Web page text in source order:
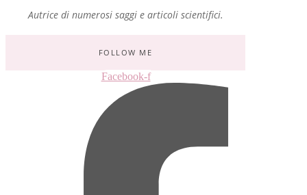
Autrice di numerosi saggi e articoli scientifici.
FOLLOW ME
Facebook-f